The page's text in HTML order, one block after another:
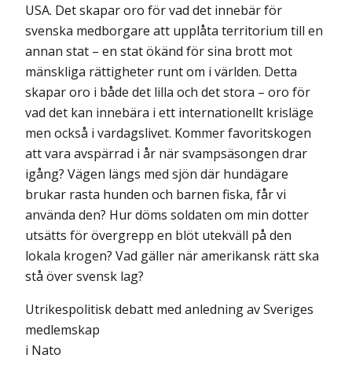
USA. Det skapar oro för vad det innebär för
svenska medborgare att upplåta territorium till en
annan stat – en stat ökänd för sina brott mot
mänskliga rättigheter runt om i världen. Detta
skapar oro i både det lilla och det stora – oro för
vad det kan innebära i ett internationellt krisläge
men också i vardagslivet. Kommer favoritskogen
att vara avspärrad i år när svampsäsongen drar
igång? Vägen längs med sjön där hundägare
brukar rasta hunden och barnen fiska, får vi
använda den? Hur döms soldaten om min dotter
utsätts för övergrepp en blöt utekväll på den
lokala krogen? Vad gäller när amerikansk rätt ska
stå över svensk lag?
Utrikespolitisk debatt med anledning av Sveriges
medlemskap
i Nato